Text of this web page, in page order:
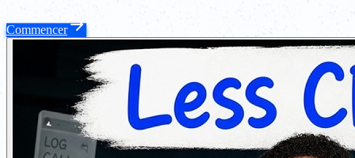
Commencer